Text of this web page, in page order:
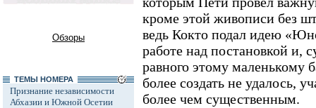
Обзоры
ТЕМЫ НОМЕРА
Признание независимости
Абхазии и Южной Осетии
кроме этой живописи без
ведь Кокто подал идею
работе над постановкой и,
равного этому маленькому
более создать не удалось,
более чем существенным.